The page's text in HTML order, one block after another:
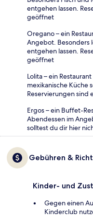
entgehen lassen.
geöffnet
Oregano – ein
Angebot. Besonders
entgehen lassen.
geöffnet
Lolita – ein
mexikanische Küche
Reservierungen
Ergos – ein Buffet-
Abendessen im
solltest du dir hier
Gebühren &
Kinder- und
Gegen einen
Kinderclub